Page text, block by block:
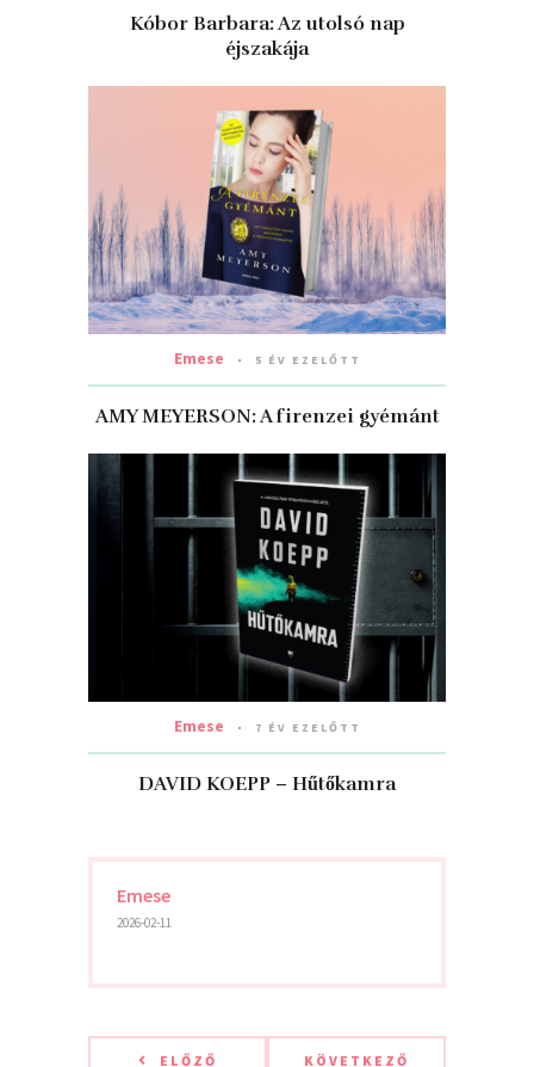
Kóbor Barbara: Az utolsó nap
éjszakája
Emese 5 ÉV EZELŐTT
AMY MEYERSON: A firenzei gyémánt
Emese 7 ÉV EZELŐTT
DAVID KOEPP – Hűtőkamra
Emese
2026-02-11
ELŐZŐ
KÖVETKEZŐ